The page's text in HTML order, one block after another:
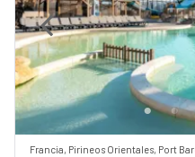
Previous
Francia, Pirineos Orientales, Port